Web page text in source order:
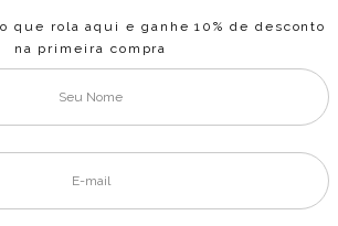
que rola aqui e ganhe 10% de desconto
na primeira compra